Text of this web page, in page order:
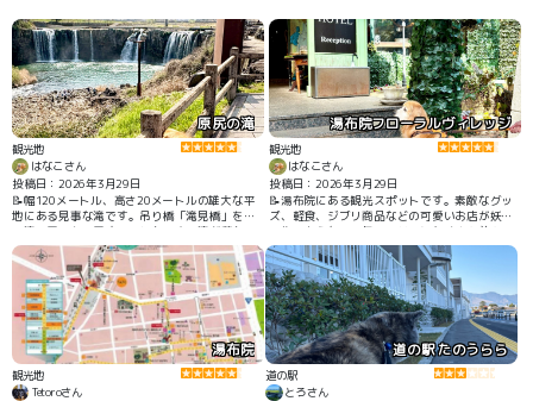
原尻の滝
観光地
はなこさん
投稿日：2026年3月29日
📝幅120メートル、高さ20メートルの雄大な平
地にある見事な滝です。吊り橋「滝見橋」を渡
り滝の周りを一周することもでき、滝が落ちて
行く流れも、落ちた滝壺の水際にも行くことが
できます。すぐ近くの「道の駅原尻の滝」は、
滝が見えるテラス席でワンコ🆗です。
湯布院フローラルヴィレッジ
観光地
はなこさん
投稿日：2026年3月29日
📝湯布院にある観光スポットです。素敵なグッ
ズ、軽食、ジブリ商品などの可愛いお店が妖精
の街のような雰囲気のエリアにたくさん並んで
います。ミニ動物園もあって楽しかったです。
近くの通りにもいろいろなお店がたくさんあり
ます。「ゆふいんの犬屋敷」というすぐ近くの
お店はワンコグッズがたくさんあり、店内ワン
コ🆗です。
湯布院
観光地
Tetoroさん
道の駅 たのうらら
道の駅
とろさん